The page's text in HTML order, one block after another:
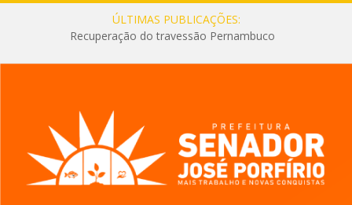
ÚLTIMAS PUBLICAÇÕES:
Recuperação do travessão Pernambuco